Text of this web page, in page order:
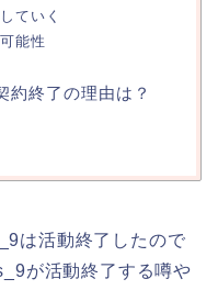
ていく
能性
終了の理由は？
は活動終了したので
が活動終了する噂や